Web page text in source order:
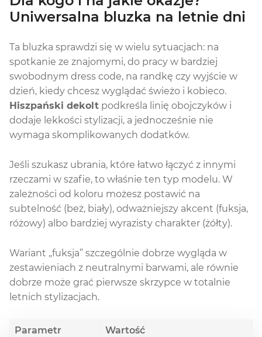
Uniwersalna bluzka na letnie dni
Ta bluzka sprawdzi się w wielu sytuacjach: na
spotkanie ze znajomymi, do pracy w bardziej
swobodnym dress code, na randkę czy wyjście w
dzień, kiedy chcesz wyglądać świeżo i kobieco.
Hiszpański dekolt podkreśla linię obojczyków i
dodaje lekkości stylizacji, a jednocześnie nie
wymaga skomplikowanych dodatków.
Jeśli szukasz ubrania, które łatwo łączyć z innymi
rzeczami w szafie, to właśnie ten typ modelu. W
zależności od koloru możesz postawić na
subtelność (beż, biały), odważniejszy akcent (fuksja,
różowy) albo bardziej wyrazisty charakter (żółty).
Wariant „fuksja” szczególnie dobrze wygląda w
zestawieniach z neutralnymi barwami, ale równie
dobrze może grać pierwsze skrzypce w totalnie
letnich stylizacjach.
Parametr
Wartość